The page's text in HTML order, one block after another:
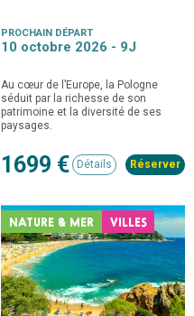
PROCHAIN DÉPART
10 octobre 2026 - 9J
Au cœur de l’Europe, la Pologne
séduit par la richesse de son
patrimoine et la diversité de ses
paysages.
1699 € Détails
NATURE & MER VILLES